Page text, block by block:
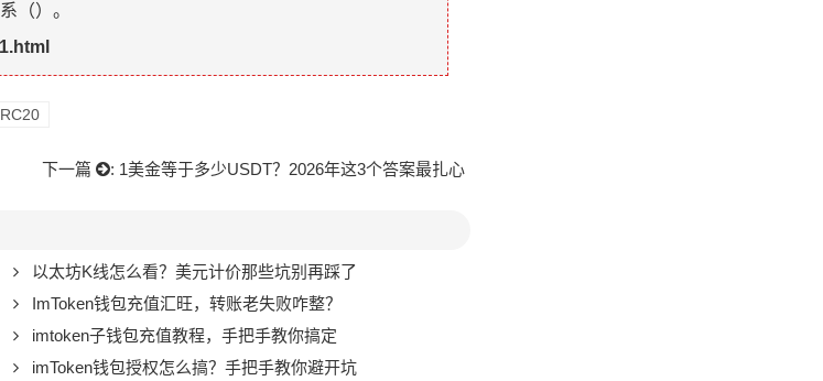
（）。
下一篇 : 1美金等于多少USDT？2026年这3个答案最扎心
以太坊K线怎么看？美元计价那些坑别再踩了
ImToken钱包充值汇旺，转账老失败咋整？
imtoken子钱包充值教程，手把手教你搞定
imToken钱包授权怎么搞？手把手教你避开坑